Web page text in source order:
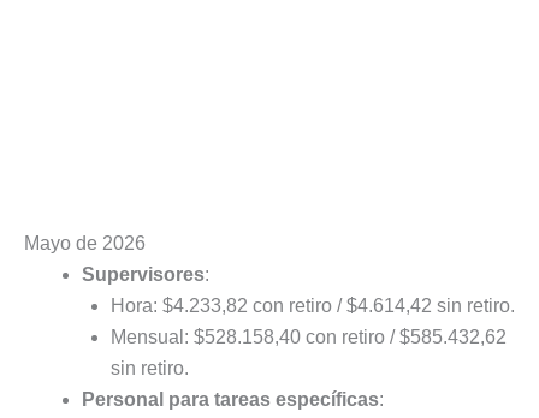
Mayo de 2026
Supervisores:
Hora: $4.233,82 con retiro / $4.614,42 sin retiro.
Mensual: $528.158,40 con retiro / $585.432,62
sin retiro.
Personal para tareas específicas: